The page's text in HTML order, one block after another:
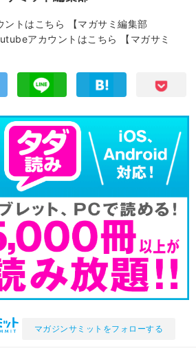
トはこちら
【マガサミ編集部
アカウントはこちら
【マガサミ
マガジンサミットをフォローする